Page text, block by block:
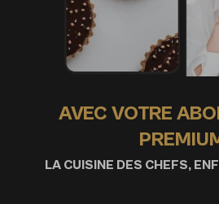
AVEC VOTRE
LA CUISINE DES CHEFS,